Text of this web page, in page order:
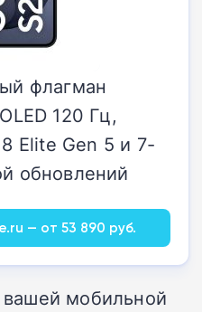
флагман
120 Гц,
Elite Gen 5 и 7-
обновлений
— от 53 890 руб.
мобильной